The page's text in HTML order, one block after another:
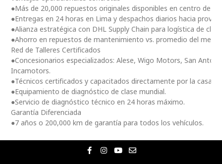
●Más de 20,000 repuestos originales disponibles en centro de
●Entregas en 24 horas en Lima y despachos diarios hacia
●Alianza estratégica con DHL Supply Chain para logística de
●Ahorro en repuestos de mantenimiento vs. promedio del
Red de Talleres Certificados
●Concesionarios especializados: Alese, Wigo Motors, San
Incamotors.
●Técnicos certificados y capacitados directamente por la casa
●Equipamiento de diagnóstico de clase mundial.
●Servicio de diagnóstico técnico en 24 horas máximo.
Garantía Diferenciada
●7 años o 200,000 km de garantía para todos los vehículos.
F
a
I
n
Y
o
E
n